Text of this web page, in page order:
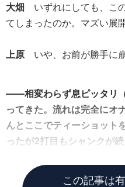
大畑 いずれにしても、こ
てしまったのか。マズい展
上原 いや、お前が勝手に
――相変わらず息ピッタリ
ってきた。流れは完全にオ
んとここでティーショット
ったが2打目もシャンクが
この記事は